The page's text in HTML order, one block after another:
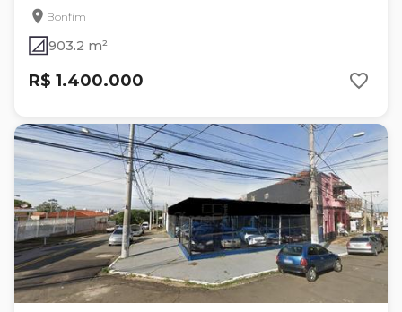
Bonfim
903.2 m²
R$ 1.400.000